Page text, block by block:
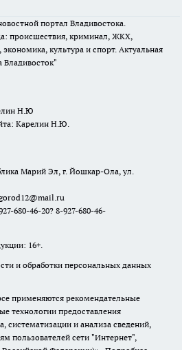
портал Владивостока.
происшествия, криминал, ЖКХ,
экономика, культура и спорт. Актуальная
Н.Ю
Карелин Н.Ю.
Марий Эл, г. Йошкар-Ола, ул.
680-46-20? 8-927-680-46-
16+.
и обработки персональных данных
применяются рекомендательные
технологии предоставления
систематизации и анализа сведений,
пользователей сети "Интернет",